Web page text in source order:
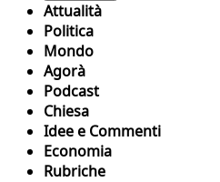
Attualità
Politica
Mondo
Agorà
Podcast
Chiesa
Idee e Commenti
Economia
Rubriche